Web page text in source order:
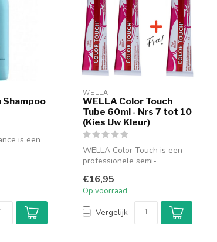
Shampoo
is een
WELLA
WELLA Color Touch
Tube 60ml - Nrs 7 tot 10
(Kies Uw Kleur)
WELLA Color Touch is een
professionele semi-
zorgt vo...
€16,95
Op voorraad
Vergelijk